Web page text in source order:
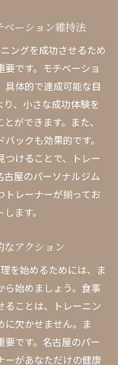
技術の導入
供する個別トレー
く効果的なプログ
とその効果
たらす安心感
活用法
の築き方
改善のプロセス
ーニングの利点
トレーニング方法
る新しいフィットネ
係を深める方法
ベーション維持法
ングを成功させるため
です。モチベーショ
具体的で達成可能な目
、小さな成功体験を
ができます。また、
ックも効果的です。
つけることで、トレー
屋のパーソナルジム
トレーナーが揃ってお
ます。
アクション
を始めるためには、ま
ら始めましょう。食事
ることは、トレーニン
に欠かせません。ま
です。名古屋のパー
ーがあなただけの健康